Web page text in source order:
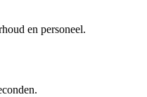
en personeel.